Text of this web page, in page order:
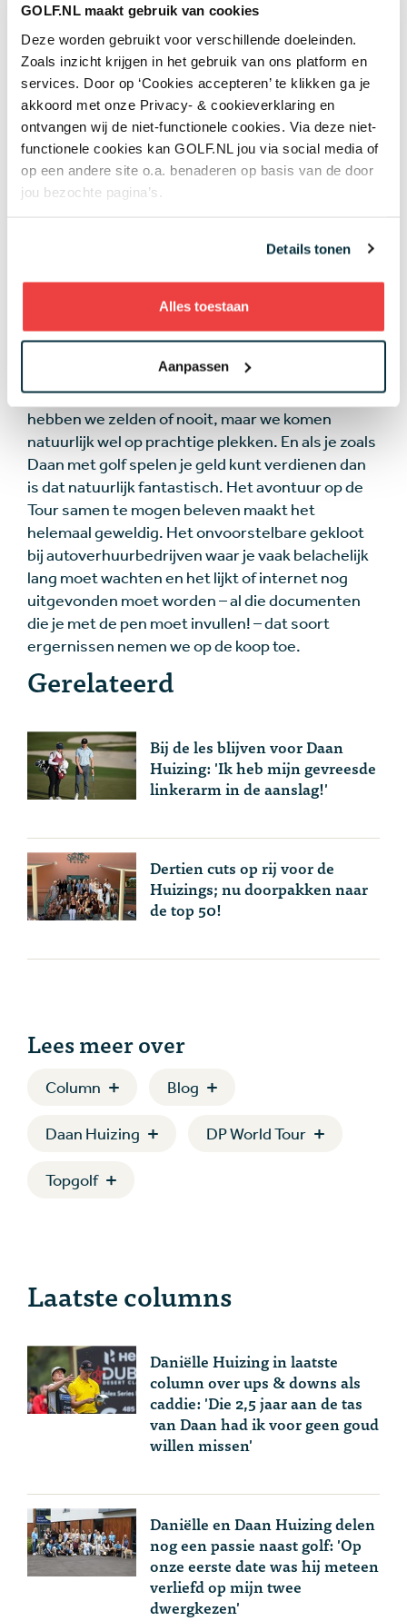
GOLF.NL maakt gebruik van cookies
Deze worden gebruikt voor verschillende doeleinden.
Zoals inzicht krijgen in het gebruik van ons platform en
services. Door op ‘Cookies accepteren’ te klikken ga je
akkoord met onze Privacy- & cookieverklaring en
ontvangen wij de niet-functionele cookies. Via deze niet-
functionele cookies kan GOLF.NL jou via social media of
op een andere site o.a. benaderen op basis van de door
jou bezochte pagina’s.
Details tonen
Alles toestaan
Aanpassen
Bij de keuze voor hotels zijn dit voor ons de
belangrijkste factoren: goede gymfaciliteiten,
niet te ver van de golfbaan, goede
parkeermogelijkheid, kamers geluiddicht met
airconditioning en blinderende gordijnen en
idealiter een prettig restaurant in het hotel. Het
bed moet 1.80 meter breed zijn, anders kiezen
dat hun double-bed echt een drama is. Als Daan
zich omdraait, vlieg ik de lucht in en andersom. En
vliegen doen we al genoeg!
Avontuur
Nee, reizen is absoluut niet het leukste
onderdeel van ons leven. Tijd voor sightseeing
hebben we zelden of nooit, maar we komen
natuurlijk wel op prachtige plekken. En als je zoals
Daan met golf spelen je geld kunt verdienen dan
is dat natuurlijk fantastisch. Het avontuur op de
Tour samen te mogen beleven maakt het
helemaal geweldig. Het onvoorstelbare gekloot
bij autoverhuurbedrijven waar je vaak belachelijk
lang moet wachten en het lijkt of internet nog
uitgevonden moet worden – al die documenten
die je met de pen moet invullen! – dat soort
ergernissen nemen we op de koop toe.
Gerelateerd
Bij de les blijven voor Daan
Huizing: 'Ik heb mijn gevreesde
linkerarm in de aanslag!'
Dertien cuts op rij voor de
Huizings; nu doorpakken naar
de top 50!
Lees meer over
Column Blog
Daan Huizing DP World Tour
Topgolf
Laatste columns
Daniëlle Huizing in laatste
column over ups & downs als
caddie: 'Die 2,5 jaar aan de tas
van Daan had ik voor geen goud
willen missen'
Daniëlle en Daan Huizing delen
nog een passie naast golf: 'Op
onze eerste date was hij meteen
verliefd op mijn twee
dwergkezen'